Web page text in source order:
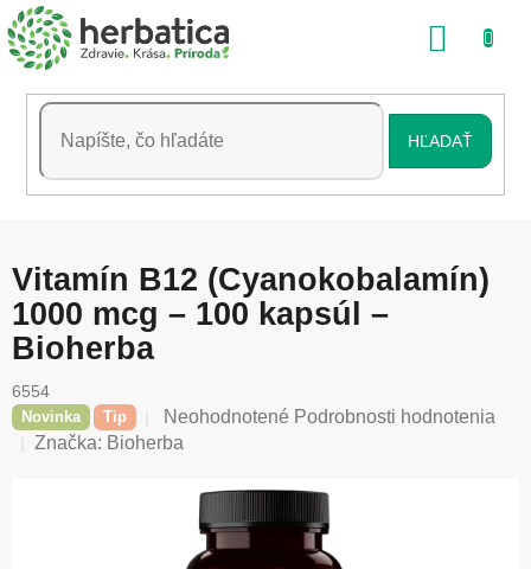
Prejsť
na
obsah
HĽADAŤ
Vitamín B12 (Cyanokobalamín)
1000 mcg – 100 kapsúl –
Bioherba
6554
Novinka Tip
Priemerné
hodnotenie
Neohodnotené Podrobnosti hodnotenia
Značka: Bioherba